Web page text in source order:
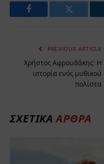
Facebook Twitter
PREVIOUS ARTICLE
Χρήστος Αφρουδάκης: Η
ιστορία ενός μυθικού
πολίστα
ΣΧΕΤΙΚΑΑΡΘΡΑ